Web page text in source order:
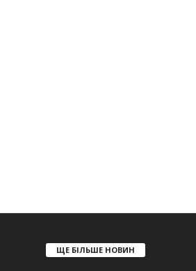
ЩЕ БІЛЬШЕ НОВИН